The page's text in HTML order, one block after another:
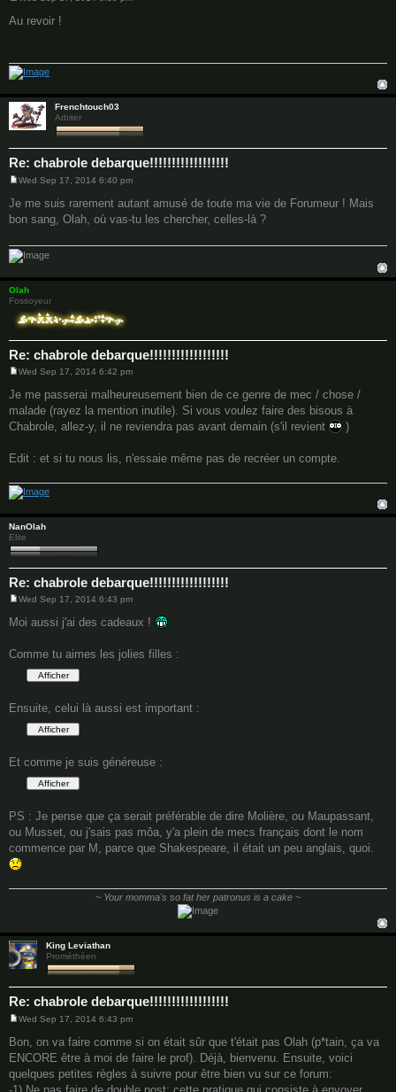
s
Au revoir !
Frenchtouch03
Arbiter
Re: chabrole debarque!!!!!!!!!!!!!!!!!!
s
t
Wed Sep 17, 2014 6:40 pm
Je me suis rarement autant amusé de toute ma vie de Forumeur ! Mais
bon sang, Olah, où vas-tu les chercher, celles-là ?
Olah
Fossoyeur
Re: chabrole debarque!!!!!!!!!!!!!!!!!!
s
t
Wed Sep 17, 2014 6:42 pm
Je me passerai malheureusement bien de ce genre de mec / chose /
malade (rayez la mention inutile). Si vous voulez faire des bisous à
Chabrole, allez-y, il ne reviendra pas avant demain (s'il revient
)
Edit : et si tu nous lis, n'essaie même pas de recréer un compte.
NanOlah
Elite
Re: chabrole debarque!!!!!!!!!!!!!!!!!!
o
s
Wed Sep 17, 2014 6:43 pm
Moi aussi j'ai des cadeaux !
Comme tu aimes les jolies filles :
Ensuite, celui là aussi est important :
Et comme je suis généreuse :
PS : Je pense que ça serait préférable de dire Molière, ou Maupassant,
ou Musset, ou j'sais pas môa, y'a plein de mecs français dont le nom
commence par M, parce que Shakespeare, il était un peu anglais, quoi.
~ Your momma's so fat her patronus is a cake ~
King Leviathan
Prométhéen
Re: chabrole debarque!!!!!!!!!!!!!!!!!!
s
t
Wed Sep 17, 2014 6:43 pm
Bon, on va faire comme si on était sûr que t'était pas Olah (p*tain, ça va
ENCORE être à moi de faire le prof). Déjà, bienvenu. Ensuite, voici
quelques petites règles à suivre pour être bien vu sur ce forum: